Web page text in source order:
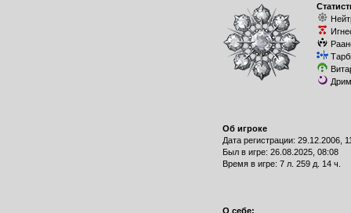
Об игроке
Дата регистрации: 29.12.2006,
Был в игре: 26.08.2025, 08:08
Время в игре: 7 л. 259 д. 14 ч.
О себе: